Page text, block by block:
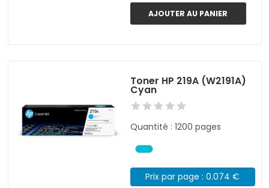
AJOUTER AU PANIER
Toner HP 219A (W2191A)
Cyan
Quantité : 1200 pages
Prix par page : 0.074 €